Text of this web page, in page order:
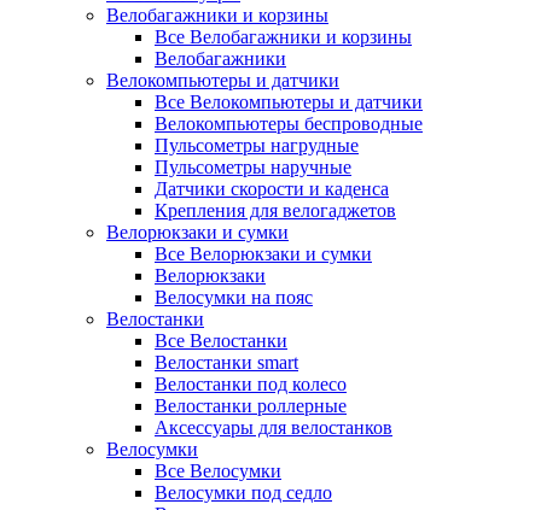
Велобагажники и корзины
Все Велобагажники и корзины
Велобагажники
Велокомпьютеры и датчики
Все Велокомпьютеры и датчики
Велокомпьютеры беспроводные
Пульсометры нагрудные
Пульсометры наручные
Датчики скорости и каденса
Крепления для велогаджетов
Велорюкзаки и сумки
Все Велорюкзаки и сумки
Велорюкзаки
Велосумки на пояс
Велостанки
Все Велостанки
Велостанки smart
Велостанки под колесо
Велостанки роллерные
Аксессуары для велостанков
Велосумки
Все Велосумки
Велосумки под седло